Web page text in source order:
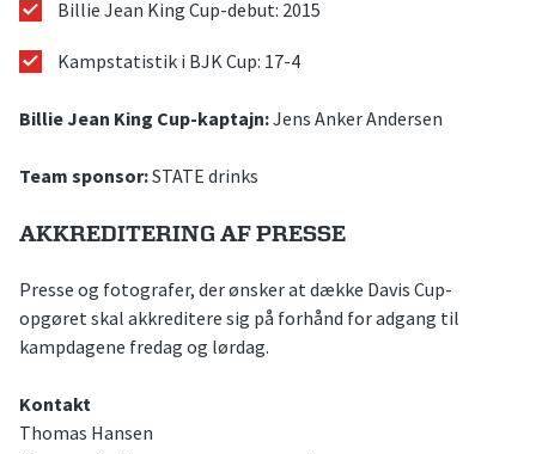
Billie Jean King Cup-debut: 2015
Kampstatistik i BJK Cup: 17-4
Billie Jean King Cup-kaptajn:Jens Anker Andersen
Team sponsor:STATE drinks
AKKREDITERING AF PRESSE
Presse og fotografer, der ønsker at dække Davis Cup-
opgøret skal akkreditere sig på forhånd for adgang til
kampdagene fredag og lørdag.
Kontakt
Thomas Hansen